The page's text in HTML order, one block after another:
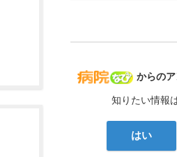
病院なび
からのア
知りたい情報
はい